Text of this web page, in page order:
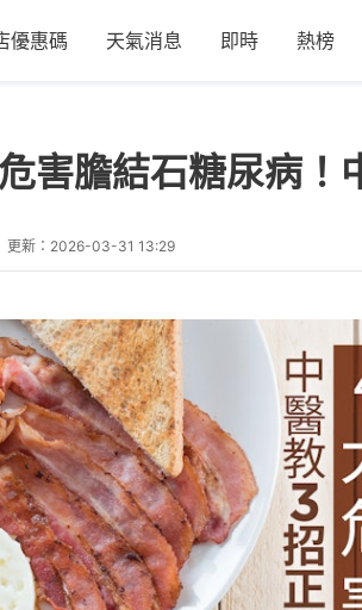
優惠碼 天氣消息 即時 熱榜
害膽結石糖尿病
更新： 2026-03-31 13:29